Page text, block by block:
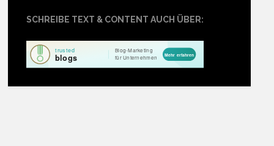
SCHREIBE TEXT & CONTENT AUCH ÜBER: